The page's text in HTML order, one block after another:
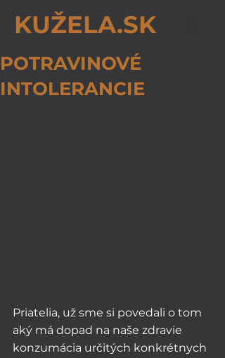
KUŽELA.SK
POTRAVINOVÉ
INTOLERANCIE
Priatelia, už sme si povedali o tom
aký má dopad na naše zdravie
konzumácia určitých konkrétnych